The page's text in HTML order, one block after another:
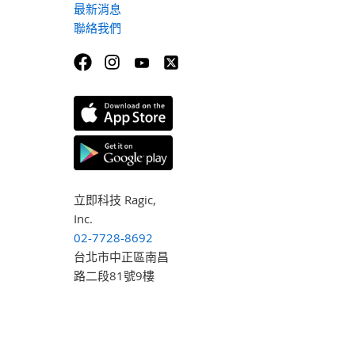
最新消息
聯絡我們
立即科技 Ragic,
Inc.
02-7728-8692
台北市中正區南昌
路二段81號9樓